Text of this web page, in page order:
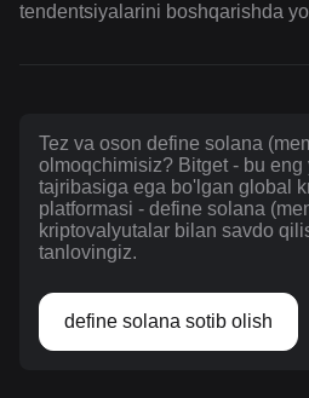
tendentsiyalarini boshqarishda
Tez va oson define solana
olmoqchimisiz? Bitget - bu
tajribasiga ega bo'lgan global
platformasi - define solana
kriptovalyutalar bilan savdo
tanlovingiz.
define solana sotib olish